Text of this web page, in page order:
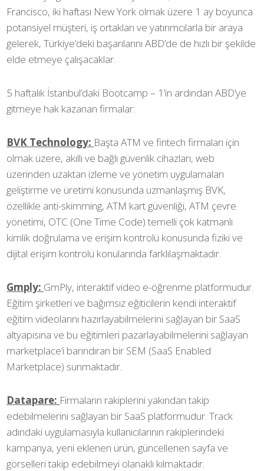
Francisco, iki haftası New York olmak üzere 1 ay boyunca
potansiyel müşteri, iş ortakları ve yatırımcılarla bir araya
gelerek, Türkiye’deki başarılarını ABD’de de hızlı bir şekilde
elde etmeye çalışacaklar.
5 haftalık İstanbul’daki Bootcamp – 1’in ardından ABD’ye
gitmeye hak kazanan firmalar:
BVK Technology: Başta ATM ve fintech firmaları için
olmak üzere, akıllı ve bağlı güvenlik cihazları, web
üzerinden uzaktan izleme ve yönetim uygulamaları
geliştirme ve üretimi konusunda uzmanlaşmış BVK,
özellikle anti-skimming, ATM kart güvenliği, ATM çevre
yönetimi, OTC (One Time Code) temelli çok katmanlı
kimlik doğrulama ve erişim kontrolü konusunda fiziki ve
dijital erişim kontrolü konularında farklılaşmaktadır.
Gmply: GmPly, interaktif video e-öğrenme platformudur.
Eğitim şirketleri ve bağımsız eğiticilerin kendi interaktif
eğitim videolarını hazırlayabilmelerini sağlayan bir SaaS
altyapısına ve bu eğitimleri pazarlayabilmelerini sağlayan
marketplace’i barındıran bir SEM (SaaS Enabled
Marketplace) sunmaktadır.
Datapare: Firmaların rakiplerini yakından takip
edebilmelerini sağlayan bir SaaS platformudur. Track
adındaki uygulamasıyla kullanıcılarının rakiplerindeki
kampanya, yeni eklenen ürün, güncellenen sayfa ve
görselleri takip edebilmeyi olanaklı kılmaktadır.